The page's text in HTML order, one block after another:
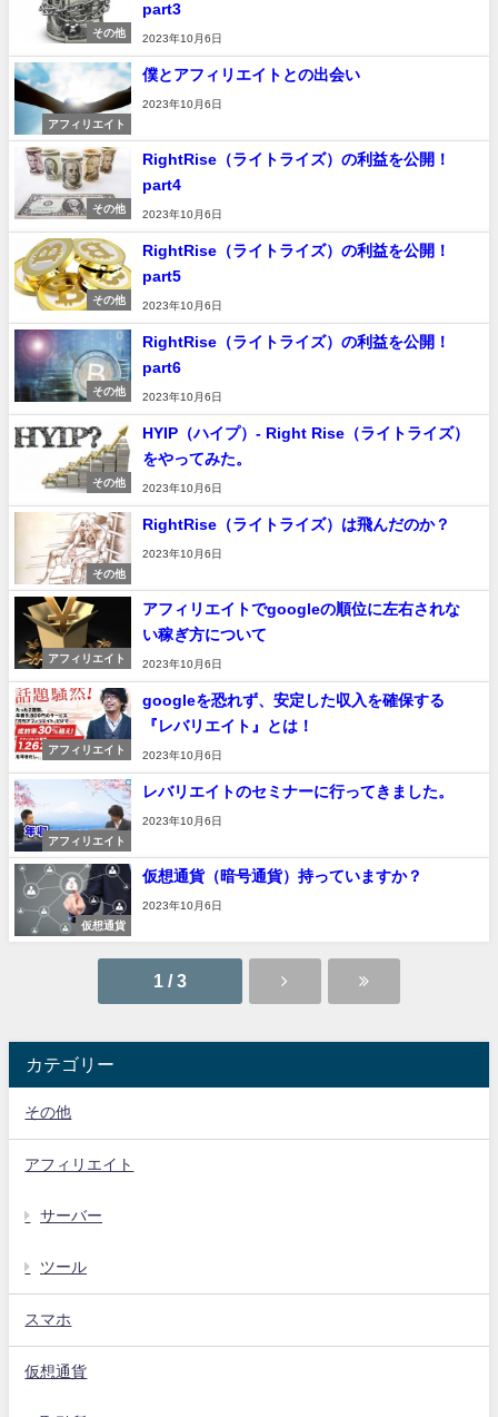
その他
part3
2023年10月6日
アフィリエイト
僕とアフィリエイトとの出会い
2023年10月6日
その他
RightRise（ライトライズ）の利益を公開！
part4
2023年10月6日
その他
RightRise（ライトライズ）の利益を公開！
part5
2023年10月6日
その他
RightRise（ライトライズ）の利益を公開！
part6
2023年10月6日
その他
HYIP（ハイプ）- Right Rise（ライトライズ）
をやってみた。
2023年10月6日
その他
RightRise（ライトライズ）は飛んだのか？
2023年10月6日
アフィリエイト
アフィリエイトでgoogleの順位に左右されな
い稼ぎ方について
2023年10月6日
アフィリエイト
googleを恐れず、安定した収入を確保する
『レバリエイト』とは！
2023年10月6日
アフィリエイト
レバリエイトのセミナーに行ってきました。
2023年10月6日
仮想通貨
仮想通貨（暗号通貨）持っていますか？
2023年10月6日
1 / 3
カテゴリー
その他
アフィリエイト
サーバー
ツール
スマホ
仮想通貨